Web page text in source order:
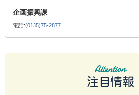
企画振興課
電話:(0135)75-2877
注目情報